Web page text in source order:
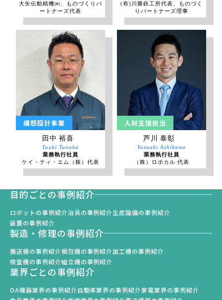
大矢伝動精機㈱、ものづくりパ
ートナーズ代表
(有)川勝鉄工所代表、ものづく
りパートナーズ理事
構想設計事業
田中 裕喜
Yuuki Tanaka
業務執行社員
ケイ・ティ・エム（株）代表
人財支援担当
芦川 泰彰
Yasuaki Ashikawa
業務執行社員
（株）ロボカル 代表
目的ごとの事例紹介
ロボットの事例紹介治具の事例紹介生産設備の事例紹介
装置の事例紹介
製造・修理の事例紹介
搬送機の事例紹介梱包機の事例紹介加工機の事例紹介
検査機の事例紹介組立機の事例紹介
業界ごとの事例紹介
OA機器業界の事例紹介自動車業界の事例紹介家電業界の事例紹介